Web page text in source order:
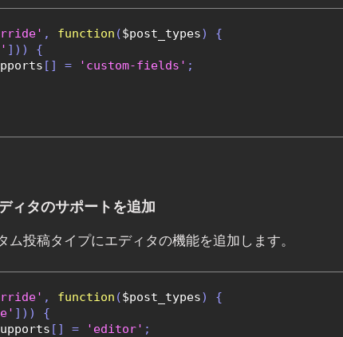
, function ($post_types)
{
]))
{
[] = 'custom-fields' ;
ィタのサポートを追加
投稿タイプにエディタの機能を追加します。
, function ($post_types)
{
]))
{
[] = 'editor' ;